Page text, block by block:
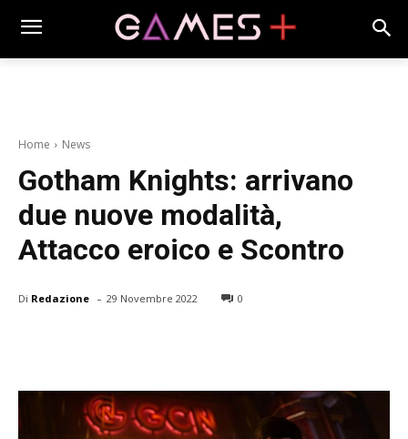
Home News
Gotham Knights: arrivano
due nuove modalità,
Attacco eroico e Scontro
Di Redazione - 29 Novembre 2022 0